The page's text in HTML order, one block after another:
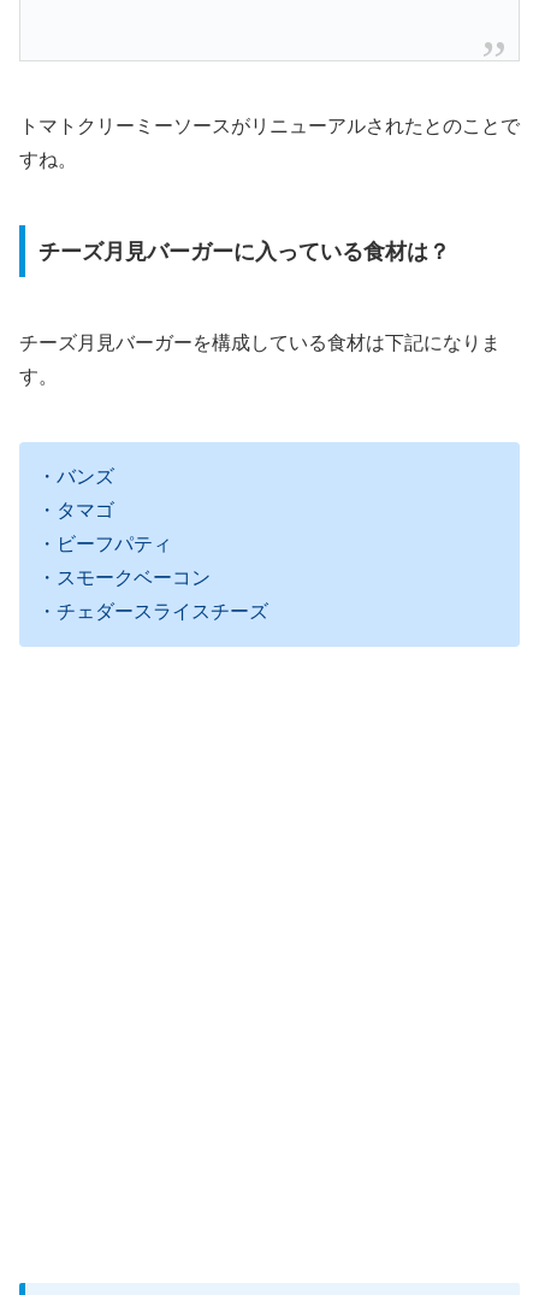
トマトクリーミーソースがリニューアルされたとのことで
すね。
チーズ月見バーガーに入っている食材は？
チーズ月見バーガーを構成している食材は下記になりま
す。
・バンズ
・タマゴ
・ビーフパティ
・スモークベーコン
・チェダースライスチーズ